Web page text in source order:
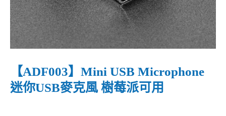
【ADF003】Mini USB Microphone
迷你USB麥克風 樹莓派可用